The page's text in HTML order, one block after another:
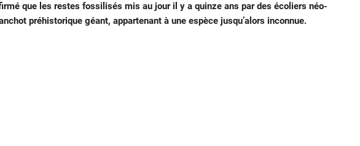
que les restes fossilisés mis au jour il y a quinze ans par des écoliers néo-
préhistorique géant, appartenant à une espèce jusqu’alors inconnue.